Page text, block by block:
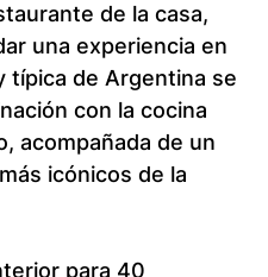
de la casa,
una experiencia en
típica de Argentina se
con la cocina
acompañada de un
icónicos de la
para 40